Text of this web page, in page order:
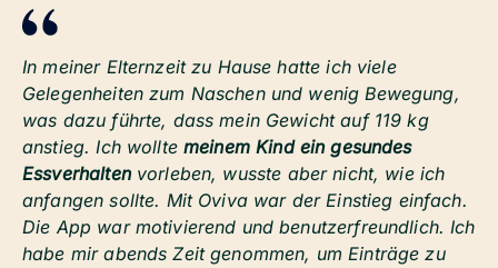
In meiner Elternzeit zu Hause hatte ich viele
Gelegenheiten zum Naschen und wenig Bewegung,
was dazu führte, dass mein Gewicht auf 119 kg
anstieg. Ich wollte meinem Kind ein gesundes
Essverhaltenvorleben, wusste aber nicht, wie ich
anfangen sollte. Mit Oviva war der Einstieg einfach.
Die App war motivierend und benutzerfreundlich. Ich
habe mir abends Zeit genommen, um Einträge zu